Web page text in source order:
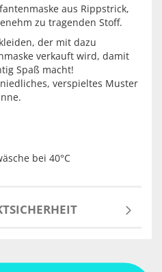
aus Rippstrick,
zu tragenden Stoff.
der mit dazu
verkauft wird, damit
Spaß macht!
verspieltes Muster
bei 40°C